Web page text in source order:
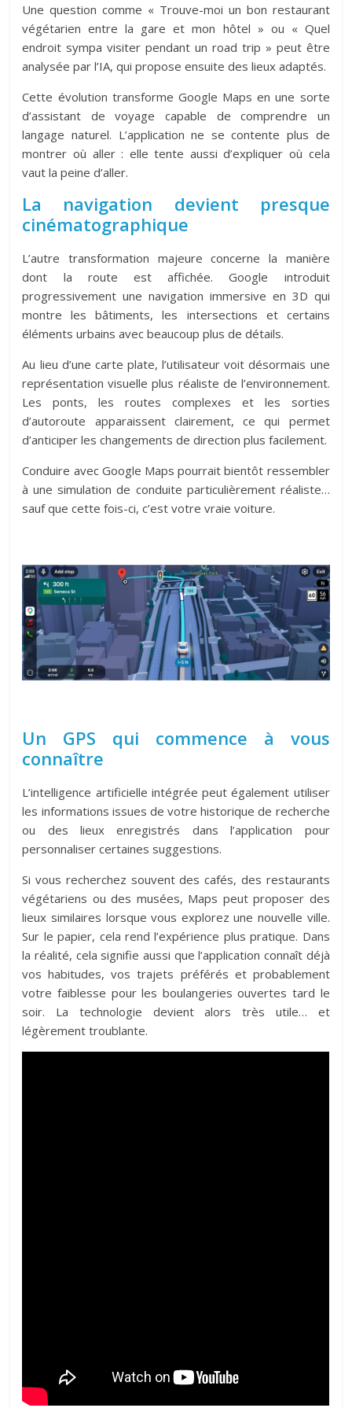
Une question comme « Trouve-moi un bon restaurant
végétarien entre la gare et mon hôtel » ou « Quel
endroit sympa visiter pendant un road trip » peut être
analysée par l’IA, qui propose ensuite des lieux adaptés.
Cette évolution transforme Google Maps en une sorte
d’assistant de voyage capable de comprendre un
langage naturel. L’application ne se contente plus de
montrer où aller : elle tente aussi d’expliquer où cela
vaut la peine d’aller.
La navigation devient presque
cinématographique
L’autre transformation majeure concerne la manière
dont la route est affichée. Google introduit
progressivement une navigation immersive en 3D qui
montre les bâtiments, les intersections et certains
éléments urbains avec beaucoup plus de détails.
Au lieu d’une carte plate, l’utilisateur voit désormais une
représentation visuelle plus réaliste de l’environnement.
Les ponts, les routes complexes et les sorties
d’autoroute apparaissent clairement, ce qui permet
d’anticiper les changements de direction plus facilement.
Conduire avec Google Maps pourrait bientôt ressembler
à une simulation de conduite particulièrement réaliste…
sauf que cette fois-ci, c’est votre vraie voiture.
Un GPS qui commence à vous
connaître
L’intelligence artificielle intégrée peut également utiliser
les informations issues de votre historique de recherche
ou des lieux enregistrés dans l’application pour
personnaliser certaines suggestions.
Si vous recherchez souvent des cafés, des restaurants
végétariens ou des musées, Maps peut proposer des
lieux similaires lorsque vous explorez une nouvelle ville.
Sur le papier, cela rend l’expérience plus pratique. Dans
la réalité, cela signifie aussi que l’application connaît déjà
vos habitudes, vos trajets préférés et probablement
votre faiblesse pour les boulangeries ouvertes tard le
soir. La technologie devient alors très utile… et
légèrement troublante.